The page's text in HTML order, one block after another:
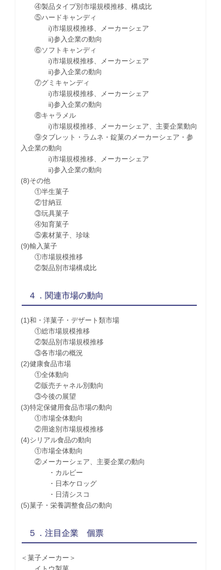
④製品タイプ別市場規模推移、構成比
⑤ハードキャンディ
i)市場規模推移、メーカーシェア
ii)参入企業の動向
⑥ソフトキャンディ
i)市場規模推移、メーカーシェア
ii)参入企業の動向
⑦グミキャンディ
i)市場規模推移、メーカーシェア
ii)参入企業の動向
⑧キャラメル
i)市場規模推移、メーカーシェア、主要企業動向
⑨タブレット・ラムネ・錠菓のメーカーシェア・参
入企業の動向
i)市場規模推移、メーカーシェア
ii)参入企業の動向
(8)その他
①半生菓子
②甘納豆
③玩具菓子
④知育菓子
⑤素材菓子、珍味
(9)輸入菓子
①市場規模推移
②製品別市場構成比
４．関連市場の動向
(1)和・洋菓子・デザート類市場
①総市場規模推移
②製品別市場規模推移
③各市場の概況
(2)健康食品市場
①全体動向
②販売チャネル別動向
③今後の展望
(3)特定保健用食品市場の動向
①市場全体動向
②用途別市場規模推移
(4)シリアル食品の動向
①市場全体動向
②メーカーシェア、主要企業の動向
・カルビー
・日本ケロッグ
・日清シスコ
(5)菓子・栄養調整食品の動向
５．注目企業 個票
＜菓子メーカー＞